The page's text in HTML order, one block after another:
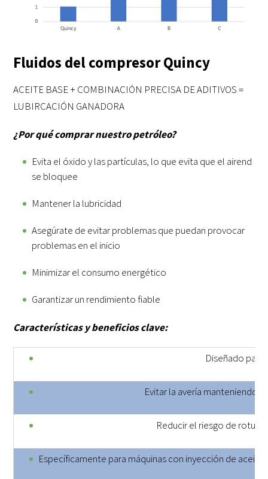
Fluidos del compresor Quincy
ACEITE BASE + COMBINACIÓN PRECISA DE ADITIVOS =
LUBIRCACIÓN GANADORA
¿Por qué comprar nuestro petróleo?
Evita el óxido y las partículas, lo que evita que el airend
se bloquee
Mantener la lubricidad
Asegúrate de evitar problemas que puedan provocar
problemas en el inicio
Minimizar el consumo energético
Garantizar un rendimiento fiable
Características y beneficios clave:
Diseñado
Evitar la avería manteniendo
Reducir el riesgo de
Específicamente para máquinas con inyección de